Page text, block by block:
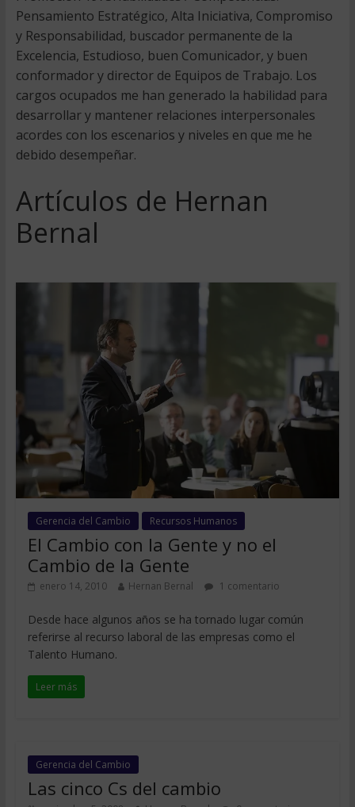
Pensamiento Estratégico, Alta Iniciativa, Compromiso
y Responsabilidad, buscador permanente de la
Excelencia, Estudioso, buen Comunicador, y buen
conformador y director de Equipos de Trabajo. Los
cargos ocupados me han generado la habilidad para
desarrollar y mantener relaciones interpersonales
acordes con los escenarios y niveles en que me he
debido desempeñar.
Artículos de Hernan
Bernal
Gerencia del Cambio Recursos Humanos
El Cambio con la Gente y no el
Cambio de la Gente
enero 14, 2010 Hernan Bernal 1 comentario
Desde hace algunos años se ha tornado lugar común
referirse al recurso laboral de las empresas como el
Talento Humano.
Leer más
Gerencia del Cambio
Las cinco Cs del cambio